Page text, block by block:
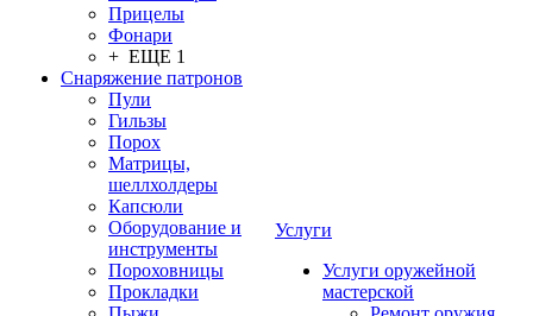
Прицелы
Фонари
+ ЕЩЕ 1
Снаряжение патронов
Пули
Гильзы
Порох
Матрицы,
шеллхолдеры
Капсюли
Оборудование и
инструменты
Пороховницы
Прокладки
Услуги
Услуги оружейной
мастерской